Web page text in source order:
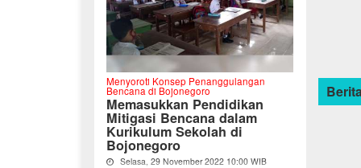
Menyoroti Konsep Penanggulangan
Bencana di Bojonegoro
Memasukkan Pendidikan
Mitigasi Bencana dalam
Kurikulum Sekolah di
Bojonegoro
Selasa, 29 November 2022 10:00 WIB